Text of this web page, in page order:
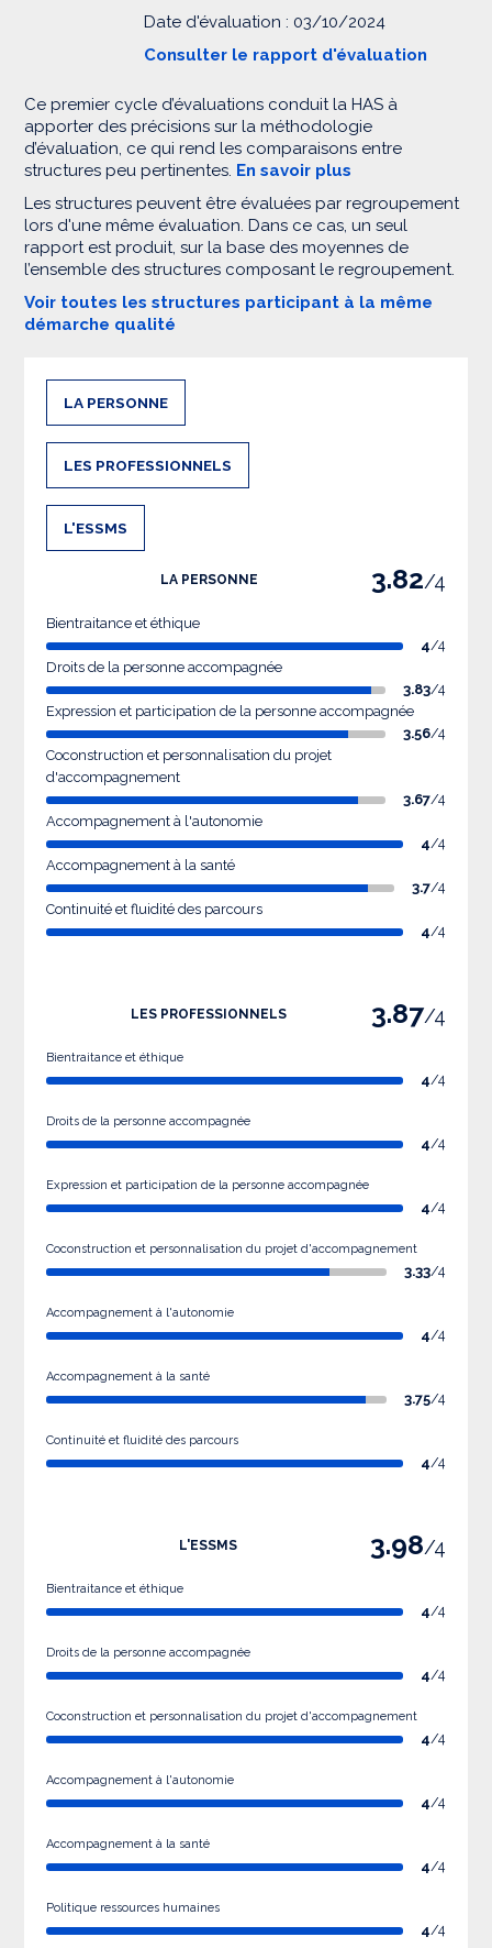
Date d'évaluation : 03/10/2024
Consulter le rapport d'évaluation
Ce premier cycle d’évaluations conduit la HAS à
apporter des précisions sur la méthodologie
d’évaluation, ce qui rend les comparaisons entre
structures peu pertinentes. En savoir plus
Les structures peuvent être évaluées par regroupement
lors d'une même évaluation. Dans ce cas, un seul
rapport est produit, sur la base des moyennes de
l’ensemble des structures composant le regroupement.
Voir toutes les structures participant à la même
démarche qualité
LA PERSONNE
LES PROFESSIONNELS
L'ESSMS
LA PERSONNE 3.82/4
Bientraitance et éthique
4/4
Droits de la personne accompagnée
3.83/4
Expression et participation de la personne accompagnée
3.56/4
Coconstruction et personnalisation du projet
d'accompagnement
3.67/4
Accompagnement à l'autonomie
4/4
Accompagnement à la santé
3.7/4
Continuité et fluidité des parcours
4/4
LES PROFESSIONNELS 3.87/4
Bientraitance et éthique
4/4
Droits de la personne accompagnée
4/4
Expression et participation de la personne accompagnée
4/4
Coconstruction et personnalisation du projet d'accompagnement
3.33/4
Accompagnement à l'autonomie
4/4
Accompagnement à la santé
3.75/4
Continuité et fluidité des parcours
4/4
L'ESSMS 3.98/4
Bientraitance et éthique
4/4
Droits de la personne accompagnée
4/4
Coconstruction et personnalisation du projet d'accompagnement
4/4
Accompagnement à l'autonomie
4/4
Accompagnement à la santé
4/4
Politique ressources humaines
4/4